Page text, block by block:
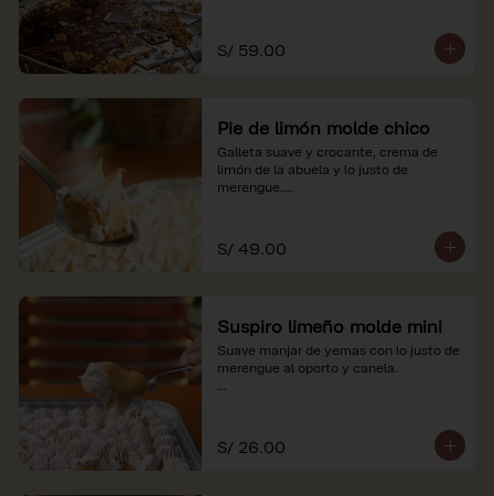
S/ 59.00
Pie de limón molde chico
Galleta suave y crocante, crema de
limón de la abuela y lo justo de
merengue.
soles e incluyen impuestos de ley y
recargo al consumo.
S/ 49.00
Suspiro limeño molde mini
Suave manjar de yemas con lo justo de
merengue al oporto y canela.
S/ 26.00